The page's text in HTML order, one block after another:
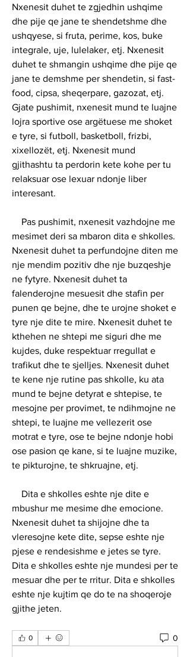
Nxenesit duhet te zgjedhin ushqime
dhe pije qe jane te shendetshme dhe
ushqyese, si fruta, perime, kos, buke
integrale, uje, lulelaker, etj. Nxenesit
duhet te shmangin ushqime dhe pije qe
jane te demshme per shendetin, si fast-
food, cipsa, sheqerpare, gazozat, etj.
Gjate pushimit, nxenesit mund te luajne
lojra sportive ose argëtuese me shoket
e tyre, si futboll, basketboll, frizbi,
xixellozët, etj. Nxenesit mund
gjithashtu ta perdorin kete kohe per tu
relaksuar ose lexuar ndonje liber
interesant.
mesimet deri sa mbaron dita e shkolles.
Nxenesit duhet ta perfundojne diten me
nje mendim pozitiv dhe nje buzqeshje
ne fytyre. Nxenesit duhet ta
falenderojne mesuesit dhe stafin per
punen qe bejne, dhe te urojne shoket e
tyre nje dite te mire. Nxenesit duhet te
kthehen ne shtepi me siguri dhe me
kujdes, duke respektuar rregullat e
trafikut dhe te sjelljes. Nxenesit duhet
te kene nje rutine pas shkolle, ku ata
mund te bejne detyrat e shtepise, te
mesojne per provimet, te ndihmojne ne
shtepi, te luajne me vellezerit ose
motrat e tyre, ose te bejne ndonje hobi
ose pasion qe kane, si te luajne muzike,
te pikturojne, te shkruajne, etj.
mbushur me mesime dhe emocione.
Nxenesit duhet ta shijojne dhe ta
vleresojne kete dite, sepse eshte nje
pjese e rendesishme e jetes se tyre.
Dita e shkolles eshte nje mundesi per te
mesuar dhe per te rritur. Dita e shkolles
eshte nje kujtim qe do te na shoqeroje
gjithe jeten.
0 0